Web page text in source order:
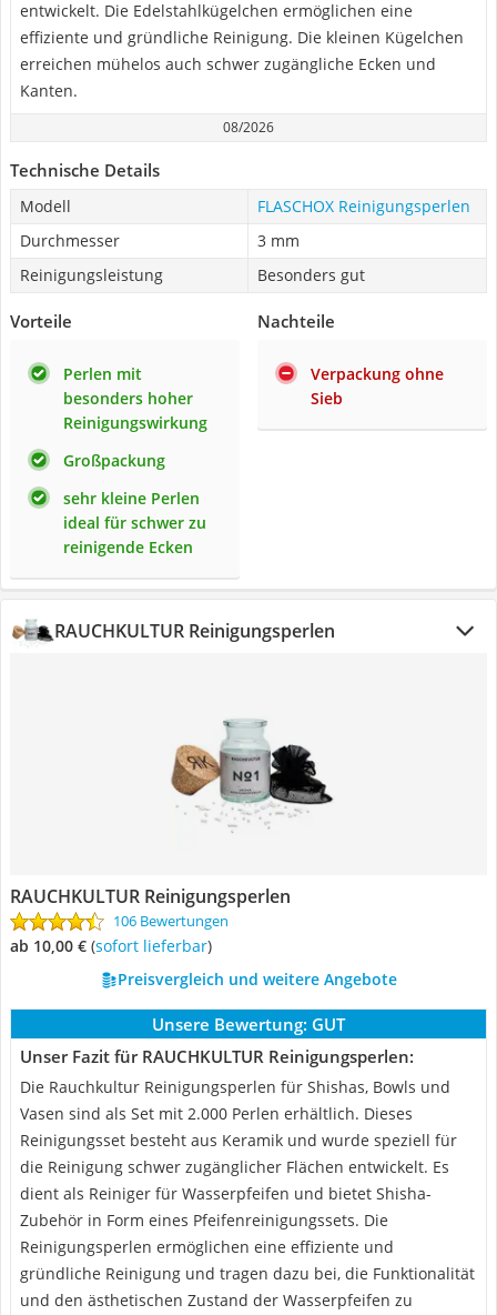
entwickelt. Die Edelstahlkügelchen ermöglichen eine
effiziente und gründliche Reinigung. Die kleinen Kügelchen
erreichen mühelos auch schwer zugängliche Ecken und
Kanten.
08/2026
Technische Details
Modell
FLASCHOX Reinigungsperlen
Durchmesser
3 mm
Reinigungsleistung
Besonders gut
Vorteile
Perlen mit
besonders hoher
Reinigungswirkung
Großpackung
sehr kleine Perlen
ideal für schwer zu
reinigende Ecken
Nachteile
Verpackung ohne
Sieb
RAUCHKULTUR Reinigungsperlen
RAUCHKULTUR Reinigungsperlen
106 Bewertungen
ab 10,00 € ( Sofort lieferbar)
Preisvergleich und weitere Angebote
Unsere Bewertung: GUT
Unser Fazit für RAUCHKULTUR Reinigungsperlen:
Die Rauchkultur Reinigungsperlen für Shishas, Bowls und
Vasen sind als Set mit 2.000 Perlen erhältlich. Dieses
Reinigungsset besteht aus Keramik und wurde speziell für
die Reinigung schwer zugänglicher Flächen entwickelt. Es
dient als Reiniger für Wasserpfeifen und bietet Shisha-
Zubehör in Form eines Pfeifenreinigungssets. Die
Reinigungsperlen ermöglichen eine effiziente und
gründliche Reinigung und tragen dazu bei, die Funktionalität
und den ästhetischen Zustand der Wasserpfeifen zu